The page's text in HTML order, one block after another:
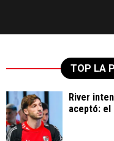
TOP LA
River
aceptó: el